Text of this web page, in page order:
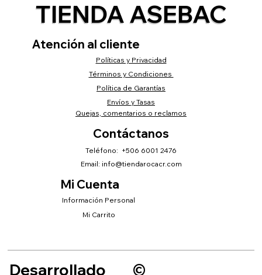
TIENDA ASEBAC
Atención al cliente
Políticas y Privacidad
Términos y Condiciones
Envíos y Tasas
Política de Garantías
Quejas, comentarios o reclamos
Mi Cuenta
Información Personal
Mi Carrito
Contáctanos
Teléfono: +506 6001 2476
Email: info@tiendarocacr.com
Desarrollado ©